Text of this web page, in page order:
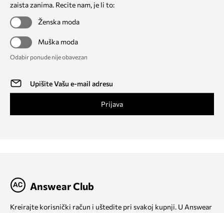
zaista zanima. Recite nam, je li to:
Ženska moda
Muška moda
Odabir ponude nije obavezan
Prijava
Answear Club
Kreirajte korisnički račun i uštedite pri svakoj kupnji. U Answear